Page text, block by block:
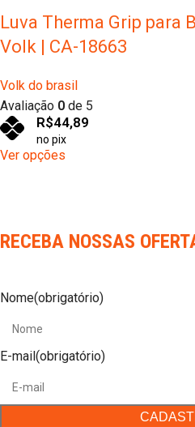
Luva Therma Grip para
Volk | CA-18663
Volk do brasil
Avaliação 0 de 5
R$44,89
no pix
Ver opções
RECEBA NOSSAS
Nome(obrigatório)
E-mail(obrigatório)